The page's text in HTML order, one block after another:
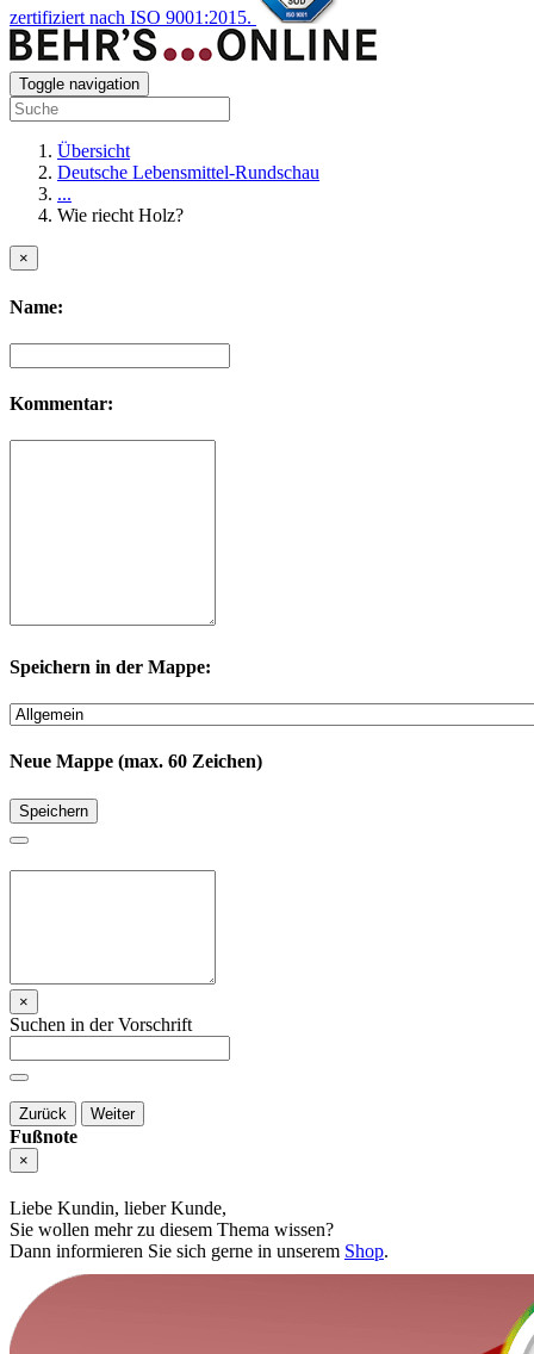
zertifiziert nach ISO 9001:2015.
Toggle navigation
Übersicht
Deutsche Lebensmittel-Rundschau
...
Wie riecht Holz?
×
Name:
Kommentar:
Speichern in der Mappe:
Neue Mappe (max. 60 Zeichen)
Speichern
×
Suchen in der Vorschrift
Zurück Weiter
Fußnote
×
Liebe Kundin, lieber Kunde,
Sie wollen mehr zu diesem Thema wissen?
Dann informieren Sie sich gerne in unserem Shop.